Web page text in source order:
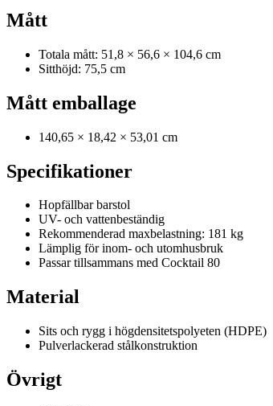
Mått
Totala mått: 51,8 × 56,6 × 104,6 cm
Sitthöjd: 75,5 cm
Mått emballage
140,65 × 18,42 × 53,01 cm
Specifikationer
Hopfällbar barstol
UV- och vattenbeständig
Rekommenderad maxbelastning: 181 kg
Lämplig för inom- och utomhusbruk
Passar tillsammans med Cocktail 80
Material
Sits och rygg i högdensitetspolyeten (HDPE)
Pulverlackerad stålkonstruktion
Övrigt